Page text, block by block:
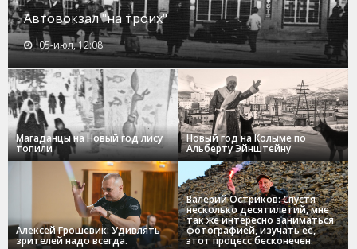
Автовокзал "на троих"
05-июл, 12:08
Магаданцы на Новый год лису
топили
Новый год на Колыме по
Альберту Эйнштейну
Алексей Грошевик: Удивлять
зрителей надо всегда.
Валерий Остриков: Спустя
несколько десятилетий, мне
так же интересно заниматься
фотографией, изучать ее,
этот процесс бесконечен.